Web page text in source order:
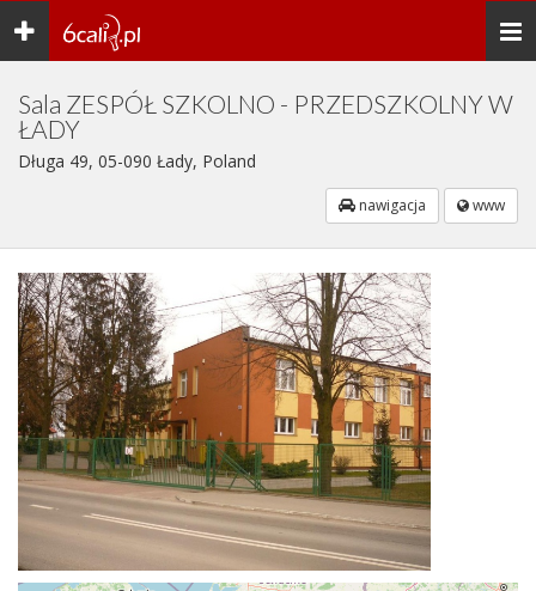
Toggle
navigation
Sala ZESPÓŁ SZKOLNO - PRZEDSZKOLNY W
ŁADY
Długa 49, 05-090 Łady, Poland
nawigacja www